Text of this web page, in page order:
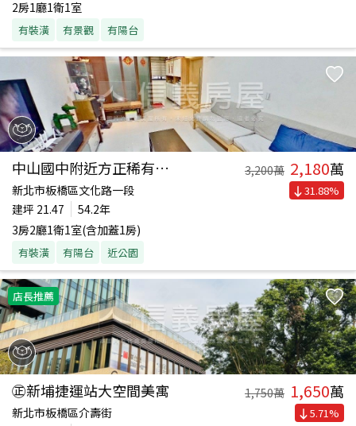
2房1廳1衛1室
有裝潢 有景觀 有陽台
中山國中附近方正稀有一樓 3,200萬 2,180萬
新北市板橋區文化路一段
建坪 21.47
54.2年
3房2廳1衛1室(含加蓋1房)
有裝潢 有陽台 近公園
31.88%
店長推薦
㊣新埔捷運站大空間美寓 1,750萬 1,650萬
新北市板橋區介壽街
5.71%